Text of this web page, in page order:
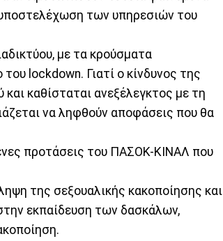
των υπηρεσιών του
με τα κρούσματα
lockdown. Γιατί ο κίνδυνος της
και καθίσταται ανεξέλεγκτος με τη
να ληφθούν αποφάσεις που θα
προτάσεις του ΠΑΣΟΚ-ΚΙΝΑΛ που
της σεξουαλικής κακοποίησης και
εκπαίδευση των δασκάλων,